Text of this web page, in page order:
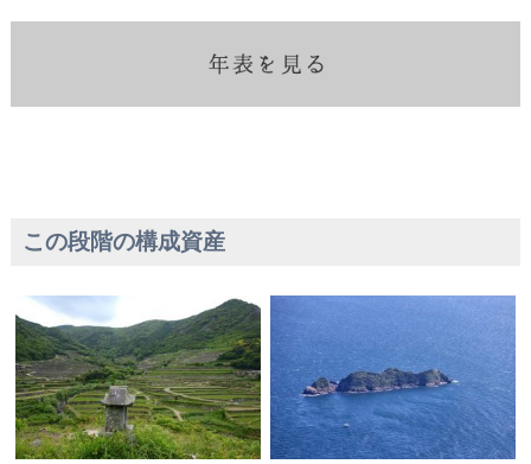
この段階の構成資産